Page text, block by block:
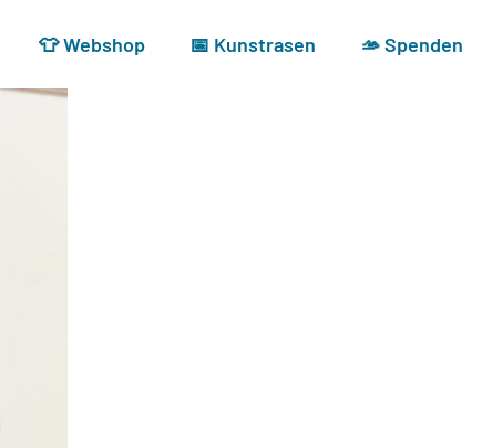
👕 Webshop 📅 Kunstrasen 🫴 Spenden